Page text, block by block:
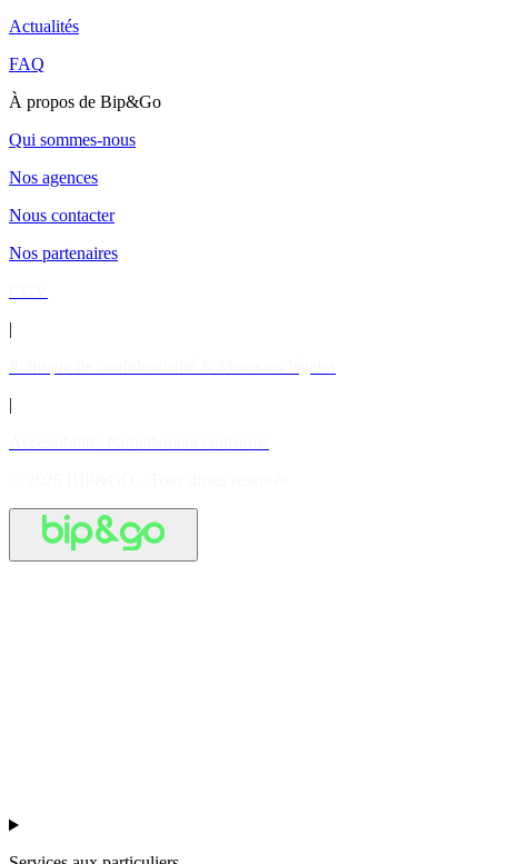
Actualités
FAQ
À propos de Bip&Go
Qui sommes-nous
Nos agences
Nous contacter
Nos partenaires
|
|